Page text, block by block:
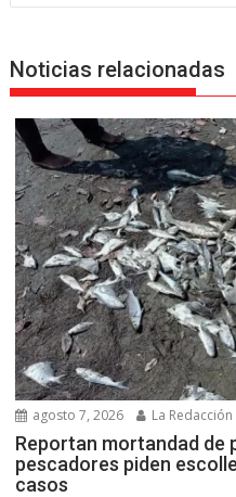
Noticias relacionadas
agosto 7, 2026 La Redacción
Reportan mortandad de
pescadores piden
casos